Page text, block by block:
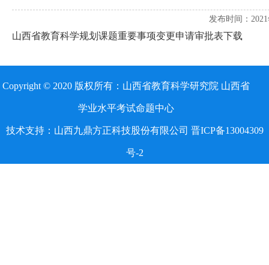
发布时间：
山西省教育科学规划课题重要事项变更申请审批表下载
Copyright © 2020 版权所有：山西省教育科学研究院 山西省
学业水平考试命题中心
技术支持：山西九鼎方正科技股份有限公司 晋ICP备13004309
号-2